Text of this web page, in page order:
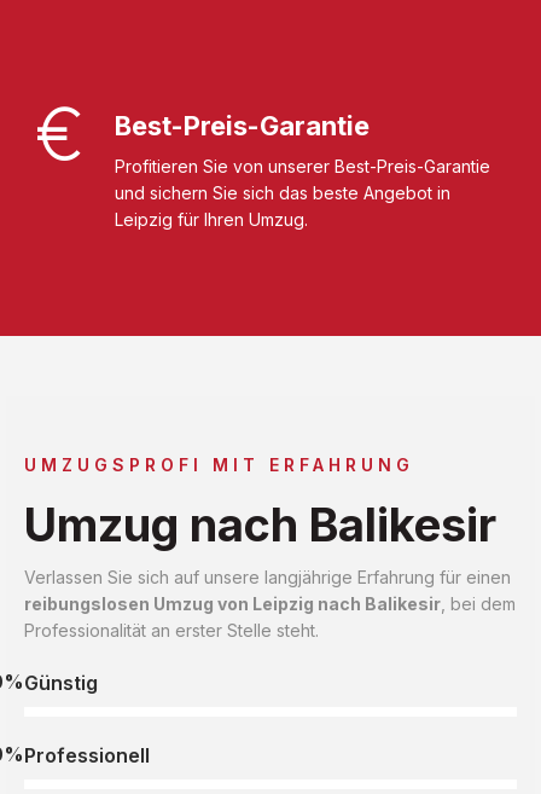
Best-Preis-Garantie
Profitieren Sie von unserer Best-Preis-Garantie
und sichern Sie sich das beste Angebot in
Leipzig für Ihren Umzug.
UMZUGSPROFI MIT ERFAHRUNG
Umzug nach Balikesir
Verlassen Sie sich auf unsere langjährige Erfahrung für einen
reibungslosen Umzug von Leipzig nach Balikesir , bei dem
Professionalität an erster Stelle steht.
Günstig
Professionell